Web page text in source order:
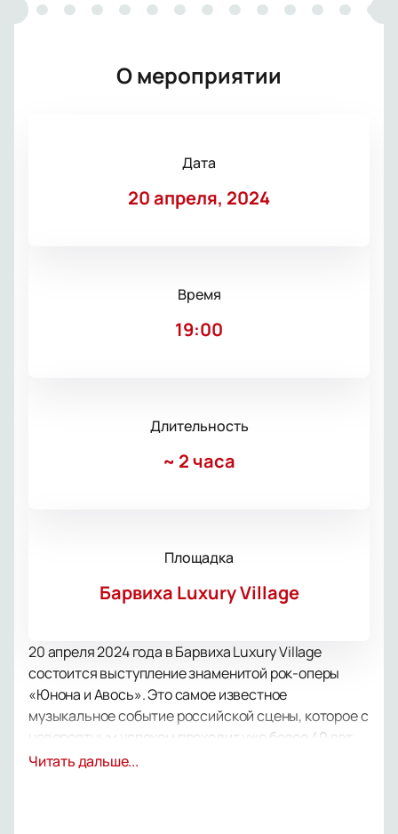
О мероприятии
Дата
20 апреля, 2024
Время
19:00
Длительность
~ 2 часа
Площадка
Барвиха Luxury Village
20 апреля 2024 года в Барвиха Luxury Village
состоится выступление знаменитой рок-оперы
«Юнона и Авось». Это самое известное
музыкальное событие российской сцены, которое с
невероятным успехом проходит уже более 40 лет.
Авторами этого произведения являются ангелы
Читать дальше...